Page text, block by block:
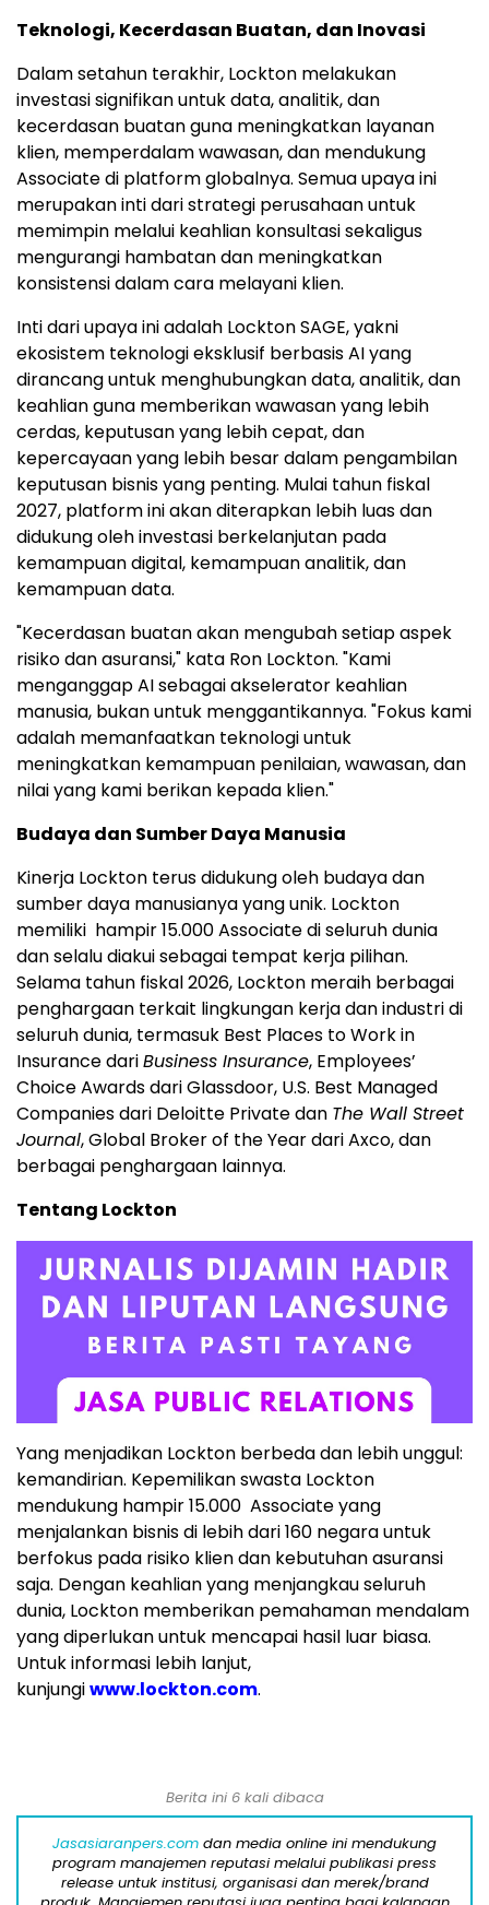
Teknologi, Kecerdasan Buatan, dan Inovasi
Dalam setahun terakhir, Lockton melakukan
investasi signifikan untuk data, analitik, dan
kecerdasan buatan guna meningkatkan layanan
klien, memperdalam wawasan, dan mendukung
Associate di platform globalnya. Semua upaya ini
merupakan inti dari strategi perusahaan untuk
memimpin melalui keahlian konsultasi sekaligus
mengurangi hambatan dan meningkatkan
konsistensi dalam cara melayani klien.
Inti dari upaya ini adalah Lockton SAGE, yakni
ekosistem teknologi eksklusif berbasis AI yang
dirancang untuk menghubungkan data, analitik, dan
keahlian guna memberikan wawasan yang lebih
cerdas, keputusan yang lebih cepat, dan
kepercayaan yang lebih besar dalam pengambilan
keputusan bisnis yang penting. Mulai tahun fiskal
2027, platform ini akan diterapkan lebih luas dan
didukung oleh investasi berkelanjutan pada
kemampuan digital, kemampuan analitik, dan
kemampuan data.
"Kecerdasan buatan akan mengubah setiap aspek
risiko dan asuransi," kata Ron Lockton. "Kami
menganggap AI sebagai akselerator keahlian
manusia, bukan untuk menggantikannya. "Fokus kami
adalah memanfaatkan teknologi untuk
meningkatkan kemampuan penilaian, wawasan, dan
nilai yang kami berikan kepada klien."
Budaya dan Sumber Daya Manusia
Kinerja Lockton terus didukung oleh budaya dan
sumber daya manusianya yang unik. Lockton
memiliki hampir 15.000 Associate di seluruh dunia
dan selalu diakui sebagai tempat kerja pilihan.
Selama tahun fiskal 2026, Lockton meraih berbagai
penghargaan terkait lingkungan kerja dan industri di
seluruh dunia, termasuk Best Places to Work in
Insurance dariBusiness Insurance, Employees’
Choice Awards dari Glassdoor, U.S. Best Managed
Companies dari Deloitte Private dan The Wall Street
Journal, Global Broker of the Year dari Axco, dan
berbagai penghargaan lainnya.
Tentang Lockton
Yang menjadikan Lockton berbeda dan lebih unggul:
kemandirian. Kepemilikan swasta Lockton
mendukung hampir 15.000 Associate yang
menjalankan bisnis di lebih dari 160 negara untuk
berfokus pada risiko klien dan kebutuhan asuransi
saja. Dengan keahlian yang menjangkau seluruh
dunia, Lockton memberikan pemahaman mendalam
yang diperlukan untuk mencapai hasil luar biasa.
Untuk informasi lebih lanjut,
kunjungiwww.lockton.com.
Berita ini 6 kali dibaca
Jasasiaranpers.com dan media online ini mendukung
program manajemen reputasi melalui publikasi press
release untuk institusi, organisasi dan merek/brand